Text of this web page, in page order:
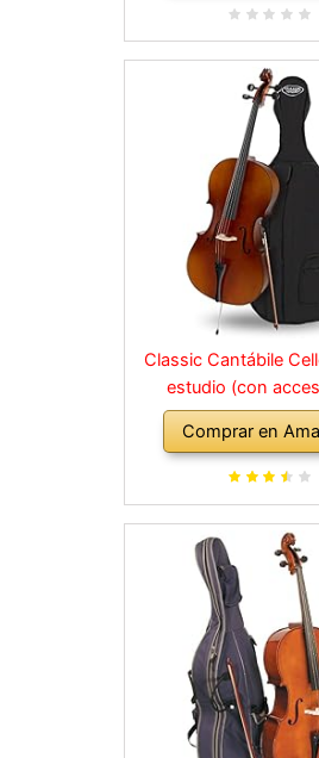
Classic Cantábile
estudio (con
Comprar en